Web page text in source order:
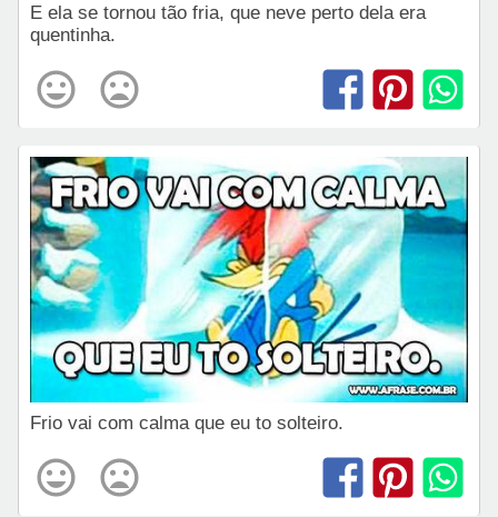
E ela se tornou tão fria, que neve perto dela era
quentinha.
Frio vai com calma que eu to solteiro.